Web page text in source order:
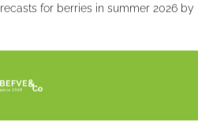
for berries in summer 2026 by